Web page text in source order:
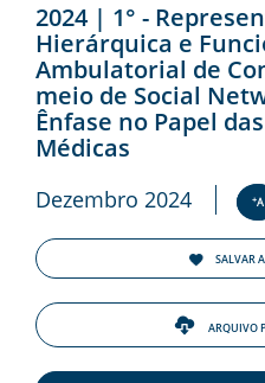
2024 | 1° -
Hierárquica e
Ambulatorial de
meio de Social
Ênfase no Papel
Médicas
Dezembro 2024 +A
SALVAR
ARQUIVO